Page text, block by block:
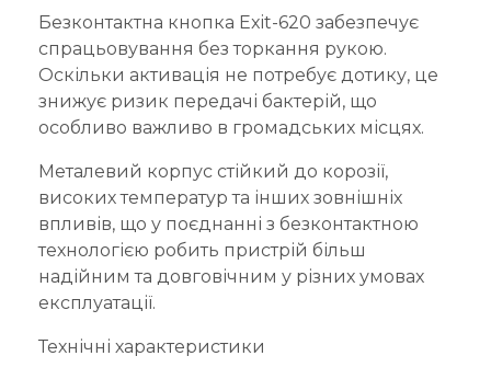
Безконтактна кнопка Exit-620 забезпечує
спрацьовування без торкання рукою.
Оскільки активація не потребує дотику, це
знижує ризик передачі бактерій, що
особливо важливо в громадських місцях.
Металевий корпус стійкий до корозії,
високих температур та інших зовнішніх
впливів, що у поєднанні з безконтактною
технологією робить пристрій більш
надійним та довговічним у різних умовах
експлуатації.
Технічні характеристики